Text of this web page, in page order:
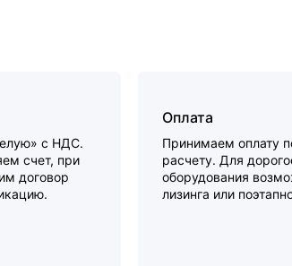
с НДС.
счет, при
договор
Оплата
Принимаем оплату
расчету. Для
оборудования
лизинга или